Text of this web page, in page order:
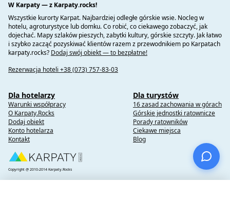
W Karpaty — z Karpaty.rocks!
Wszystkie kurorty Karpat. Najbardziej odległe górskie wsie. Nocleg w
hotelu, agroturystyce lub domku. Co robić, co ciekawego zobaczyć, jak
dojechać. Mapy szlaków pieszych, zabytki kultury, górskie szczyty. Jak łatwo
i szybko zacząć pozyskiwać klientów razem z przewodnikiem po Karpatach
karpaty.rocks? Dodaj swój obiekt — to bezpłatne!
Rezerwacja hoteli +38 (073) 757-83-03
Dla hotelarzy
Warunki współpracy
O Karpaty.Rocks
Dodaj obiekt
Konto hotelarza
Kontakt
Dla turystów
16 zasad zachowania w górach
Górskie jednostki ratownicze
Porady ratowników
Ciekawe miejsca
Blog
Copyright @ 2010-2014 Karpaty.Rocks